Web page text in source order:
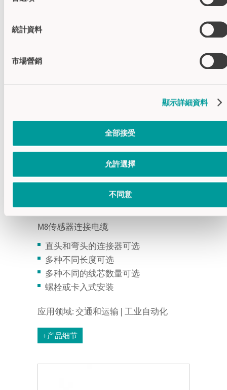
統計資料
市場營銷
顯示詳細資料
全部接受
允許選擇
不同意
配套附件
M8电缆
M8传感器连接电缆
直头和弯头的连接器可选
多种不同长度可选
多种不同的线芯数量可选
螺栓或卡入式安装
应用领域: 交通和运输 | 工业自动化
+产品细节